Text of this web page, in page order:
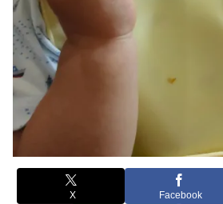
X Facebook